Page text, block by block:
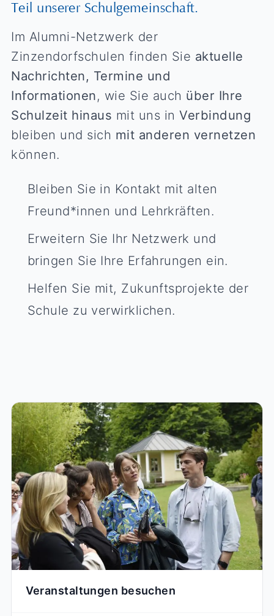
Teil unserer Schulgemeinschaft.
Im Alumni-Netzwerk der
Zinzendorfschulen finden Sie aktuelle
Nachrichten, Termine und
Informationen, wie Sie auch über Ihre
Schulzeit hinaus mit uns inVerbindung
bleiben und sich mit anderen vernetzen
können.
Bleiben Sie in Kontakt mit alten
Freund*innen und Lehrkräften.
Erweitern Sie Ihr Netzwerk und
bringen Sie Ihre Erfahrungen ein.
Helfen Sie mit, Zukunftsprojekte der
Schule zu verwirklichen.
Veranstaltungen besuchen